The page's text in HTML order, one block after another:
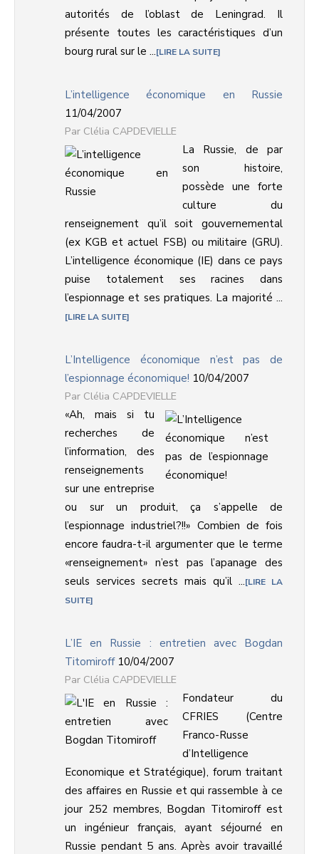
autorités de l’oblast de Leningrad. Il
présente toutes les caractéristiques d’un
bourg rural sur le ... LIRE LA SUITE
L’intelligence économique en Russie
11/04/2007
Clélia CAPDEVIELLE
La Russie, de par
son histoire,
possède une forte
culture du
renseignement qu’il soit gouvernemental
(ex KGB et actuel FSB) ou militaire (GRU).
L’intelligence économique (IE) dans ce pays
puise totalement ses racines dans
l’espionnage et ses pratiques. La majorité ...
LIRE LA SUITE
L’Intelligence économique n’est pas de
l’espionnage économique! 10/04/2007
Clélia CAPDEVIELLE
«Ah, mais si tu
recherches de
l’information, des
renseignements
sur une entreprise
ou sur un produit, ça s’appelle de
l’espionnage industriel?!!» Combien de fois
encore faudra-t-il argumenter que le terme
«renseignement» n’est pas l’apanage des
seuls services secrets mais qu’il ... LIRE LA
SUITE
L’IE en Russie : entretien avec Bogdan
Titomiroff10/04/2007
Clélia CAPDEVIELLE
Fondateur du
CFRIES (Centre
Franco-Russe
d’Intelligence
Economique et Stratégique), forum traitant
des affaires en Russie et qui rassemble à ce
jour 252 membres, Bogdan Titomiroff est
un ingénieur français, ayant séjourné en
Russie pendant 5 ans. Après avoir travaillé